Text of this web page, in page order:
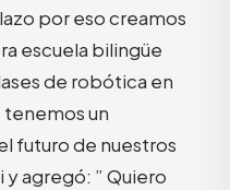
por eso creamos
escuela bilingüe
de robótica en
un
futuro de nuestros
agregó: ” Quiero